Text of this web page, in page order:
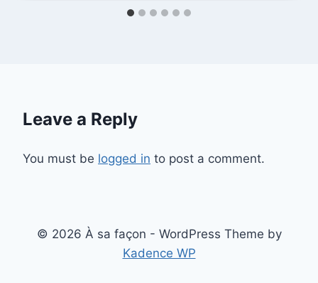
Leave a Reply
You must be logged in to post a comment.
© 2026 À sa façon - WordPress Theme by
Kadence WP